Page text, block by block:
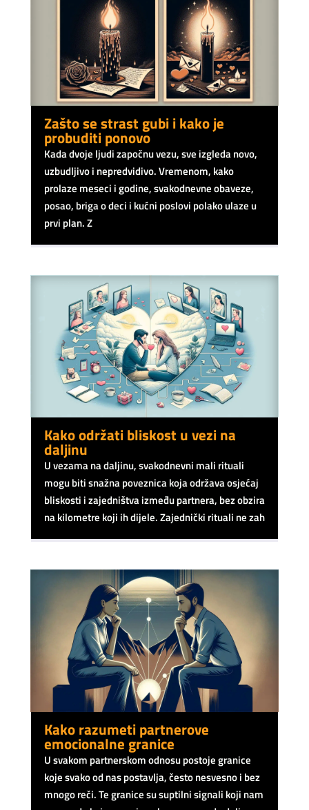
Zašto se strast gubi i kako je
probuditi ponovo
Kada dvoje ljudi započnu vezu, sve izgleda novo,
uzbudljivo i nepredvidivo. Vremenom, kako
prolaze meseci i godine, svakodnevne obaveze,
posao, briga o deci i kućni poslovi polako ulaze u
prvi plan. Z
Kako održati bliskost u vezi na
daljinu
U vezama na daljinu, svakodnevni mali rituali
mogu biti snažna poveznica koja održava osjećaj
bliskosti i zajedništva između partnera, bez obzira
na kilometre koji ih dijele. Zajednički rituali ne zah
Kako razumeti partnerove
emocionalne granice
U svakom partnerskom odnosu postoje granice
koje svako od nas postavlja, često nesvesno i bez
mnogo reči. Te granice su suptilni signali koji nam